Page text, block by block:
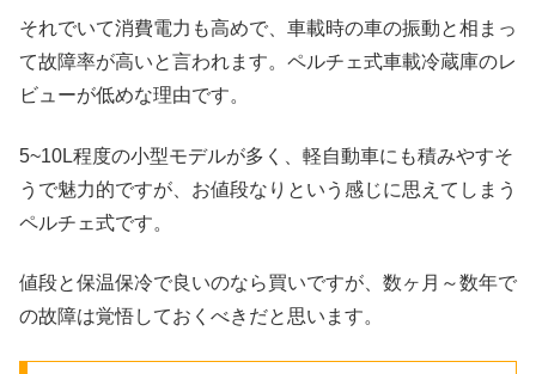
それでいて消費電力も高めで、車載時の車の振動と相まっ
て故障率が高いと言われます。ペルチェ式車載冷蔵庫のレ
ビューが低めな理由です。
5~10L程度の小型モデルが多く、軽自動車にも積みやすそ
うで魅力的ですが、お値段なりという感じに思えてしまう
ペルチェ式です。
値段と保温保冷で良いのなら買いですが、数ヶ月～数年で
の故障は覚悟しておくべきだと思います。